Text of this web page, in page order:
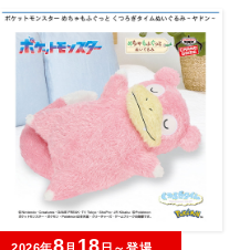
8 18